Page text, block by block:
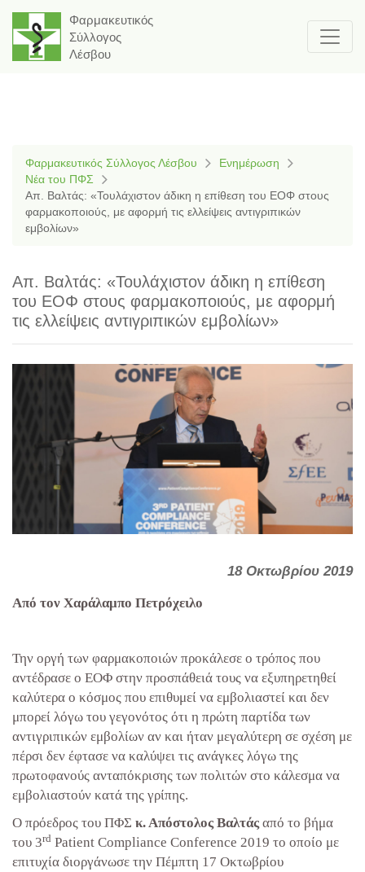
Φαρμακευτικός
Σύλλογος
Λέσβου
Φαρμακευτικός Σύλλογος Λέσβου
Ενημέρωση
Νέα του ΠΦΣ
Απ. Βαλτάς: «Τουλάχιστον άδικη η επίθεση του ΕΟΦ στους
φαρμακοποιούς, με αφορμή τις ελλείψεις αντιγριπικών
εμβολίων»
Απ. Βαλτάς: «Τουλάχιστον άδικη η επίθεση
του ΕΟΦ στους φαρμακοποιούς, με αφορμή
τις ελλείψεις αντιγριπικών εμβολίων»
18 Οκτωβρίου 2019
Από τον Χαράλαμπο Πετρόχειλο
Την οργή των φαρμακοποιών προκάλεσε ο τρόπος που
αντέδρασε ο ΕΟΦ στην προσπάθειά τους να εξυπηρετηθεί
καλύτερα ο κόσμος που επιθυμεί να εμβολιαστεί και δεν
μπορεί λόγω του γεγονότος ότι η πρώτη παρτίδα των
αντιγριπικών εμβολίων αν και ήταν μεγαλύτερη σε σχέση με
πέρσι δεν έφτασε να καλύψει τις ανάγκες λόγω της
πρωτοφανούς ανταπόκρισης των πολιτών στο κάλεσμα να
εμβολιαστούν κατά της γρίπης.
Ο πρόεδρος του ΠΦΣ κ. Απόστολος Βαλτάςαπό το βήμα
του 3rd Patient Compliance Conference 2019 το οποίο με
επιτυχία διοργάνωσε την Πέμπτη 17 Οκτωβρίου